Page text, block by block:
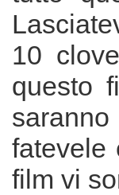
10
questo
fatevele
film vi